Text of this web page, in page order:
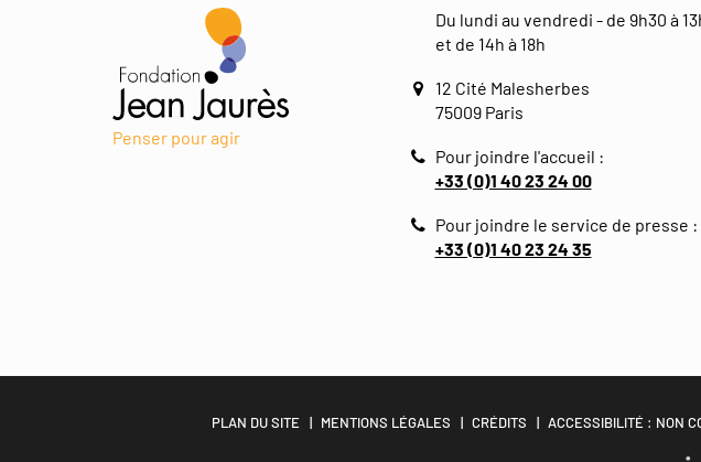
Penser pour agir
Du lundi au vendredi - de 9h30 à
et de 14h à 18h
12 Cité Malesherbes
75009 Paris
Pour joindre l'accueil :
+33 (0)1 40 23 24 00
Pour joindre le service de presse :
+33 (0)1 40 23 24 35
PLAN DU SITE MENTIONS LÉGALES CRÉDITS ACCESSIBILITÉ : NON